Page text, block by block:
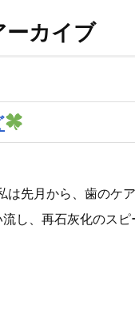
ーカイブ
は先月から、歯のケ
し、再石灰化のス